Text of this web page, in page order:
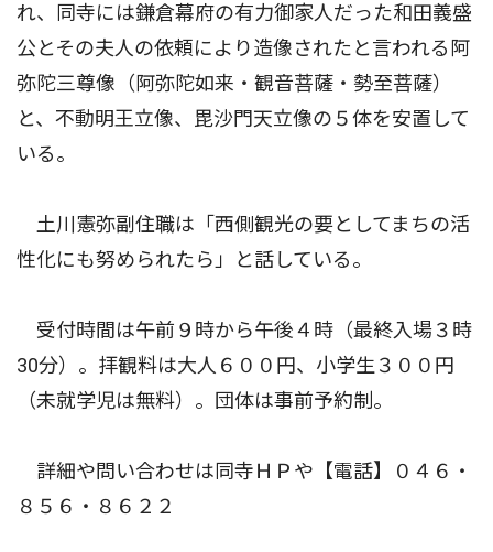
れ、同寺には鎌倉幕府の有力御家人だった和田義盛
公とその夫人の依頼により造像されたと言われる阿
弥陀三尊像（阿弥陀如来・観音菩薩・勢至菩薩）
と、不動明王立像、毘沙門天立像の５体を安置して
いる。
土川憲弥副住職は「西側観光の要としてまちの活
性化にも努められたら」と話している。
受付時間は午前９時から午後４時（最終入場３時
30分）。拝観料は大人６００円、小学生３００円
（未就学児は無料）。団体は事前予約制。
詳細や問い合わせは同寺ＨＰや【電話】０４６・
８５６・８６２２